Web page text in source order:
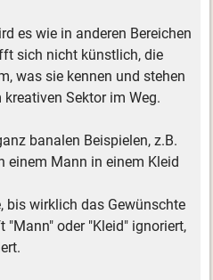
es wie in anderen Bereichen
sich nicht künstlich, die
was sie kennen und stehen
Sektor im Weg.
banalen Beispielen, z.B.
einem Mann in einem Kleid
bis wirklich das Gewünschte
"Mann" oder "Kleid" ignoriert,